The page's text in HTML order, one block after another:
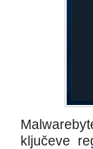
ključeve